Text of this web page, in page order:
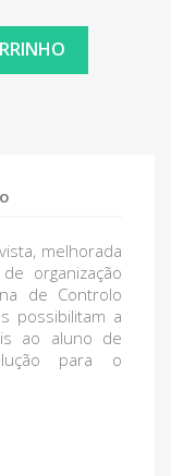
melhorada
organização
de Controlo
possibilitam a
ao aluno de
para o